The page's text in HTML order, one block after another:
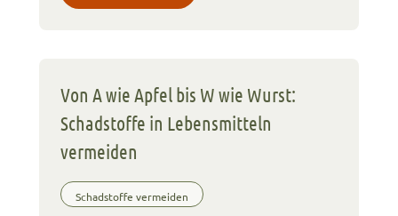
Von A wie Apfel bis W wie Wurst:
Schadstoffe in Lebensmitteln
vermeiden
Schadstoffe vermeiden